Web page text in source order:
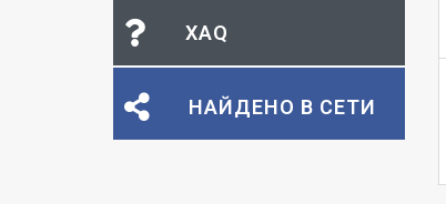
XAQ
НАЙДЕНО В СЕТИ